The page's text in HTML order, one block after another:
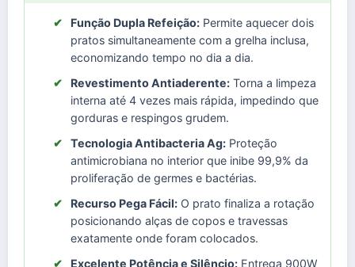
✔ Função Dupla Refeição: Permite aquecer dois
pratos simultaneamente com a grelha inclusa,
economizando tempo no dia a dia.
✔
Revestimento Antiaderente: Torna a limpeza
interna até 4 vezes mais rápida, impedindo que
gorduras e respingos grudem.
✔
Tecnologia Antibacteria Ag: Proteção
antimicrobiana no interior que inibe 99,9% da
proliferação de germes e bactérias.
✔
Recurso Pega Fácil: O prato finaliza a rotação
posicionando alças de copos e travessas
exatamente onde foram colocados.
✔
Excelente Potência e Silêncio: Entrega 900W